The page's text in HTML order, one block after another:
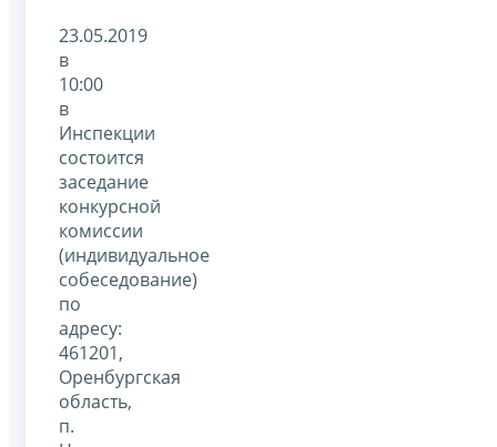
23.05.2019
в
10:00
в
Инспекции
состоится
заседание
конкурсной
комиссии
(индивидуальное
собеседование)
по
адресу:
461201,
Оренбургская
область,
п.